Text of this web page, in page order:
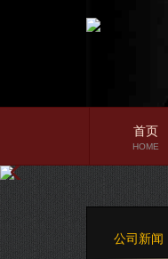
首页
HOME
公司新闻